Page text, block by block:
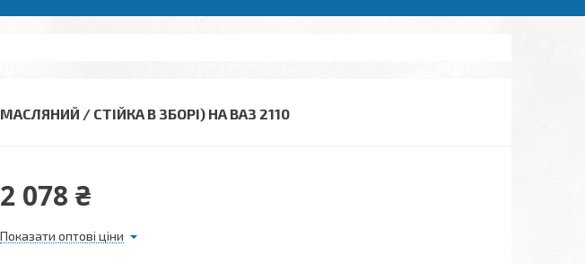
/ СТІЙКА В ЗБОРІ) НА ВАЗ 2110
2 078 ₴
Показати оптові ціни